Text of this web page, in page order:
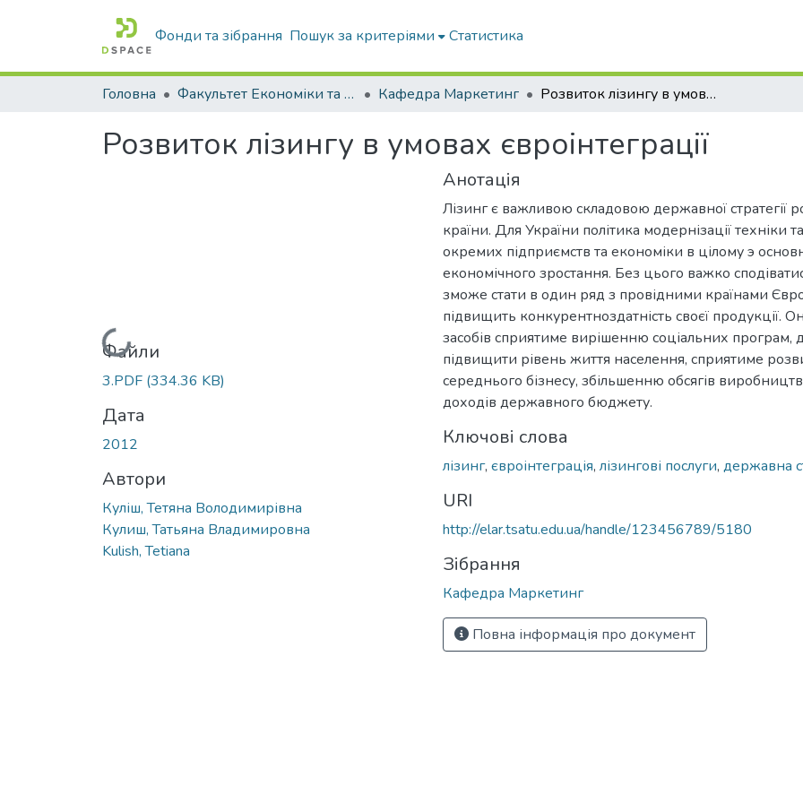
Фонди та зібрання Пошук за критеріями Статистика
Головна Факультет Економіки та бізнесу Кафедра Маркетинг Розвиток лізингу в умовах євроінтеграції
Розвиток лізингу в умовах євроінтеграції
Вантажиться...
Файли
3.PDF (334.36 KB)
Дата
2012
Автори
Куліш, Тетяна Володимирівна
Кулиш, Татьяна Владимировна
Kulish, Tetiana
Анотація
Лізинг є важливою складовою державної стратегії
країни. Для України політика модернізації техніки
окремих підприємств та економіки в цілому э
економічного зростання. Без цього важко
зможе стати в один ряд з провідними країнами
підвищить конкурентноздатність своєї продукції.
засобів сприятиме вирішенню соціальних програм,
підвищити рівень життя населення, сприятиме
середнього бізнесу, збільшенню обсягів
доходів державного бюджету.
Ключові слова
лізинг, євроінтеграція, лізингові послуги, державна
URI
http://elar.tsatu.edu.ua/handle/123456789/5180
Зібрання
Кафедра Маркетинг
Повна інформація про документ